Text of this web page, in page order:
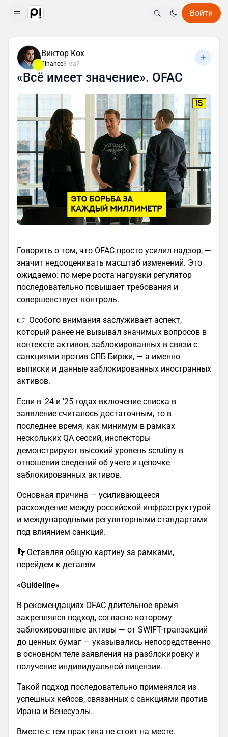
Войти
Виктор Кох
Finance8 май
«Всё имеет значение». OFAC
Говорить о том, что OFAC просто усилил надзор, —
значит недооценивать масштаб изменений. Это
ожидаемо: по мере роста нагрузки регулятор
последовательно повышает требования и
совершенствует контроль.
👉 Особого внимания заслуживает аспект,
который ранее не вызывал значимых вопросов в
контексте активов, заблокированных в связи с
санкциями против СПБ Биржи, — а именно
выписки и данные заблокированных иностранных
активов.
Если в '24 и '25 годах включение списка в
заявление считалось достаточным, то в
последнее время, как минимум в рамках
нескольких QA сессий, инспекторы
демонстрируют высокий уровень scrutiny в
отношении сведений об учете и цепочке
заблокированных активов.
Основная причина — усиливающееся
расхождение между российской инфраструктурой
и международными регуляторными стандартами
под влиянием санкций.
👣 Оставляя общую картину за рамками,
перейдем к деталям
«Guideline»
В рекомендациях OFAC длительное время
закреплялся подход, согласно которому
заблокированные активы — от SWIFT-транзакций
до ценных бумаг — указывались непосредственно
в основном теле заявления на разблокировку и
получение индивидуальной лицензии.
Такой подход последовательно применялся из
успешных кейсов, связанных с санкциями против
Ирана и Венесуэлы.
Вместе с тем практика не стоит на месте.